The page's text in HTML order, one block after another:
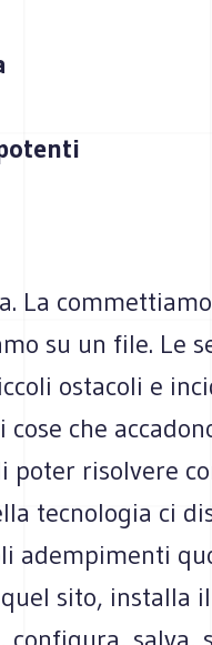
La
su un file. Le
ostacoli e
che
poter risolvere
tecnologia ci
adempimenti
sito, installa